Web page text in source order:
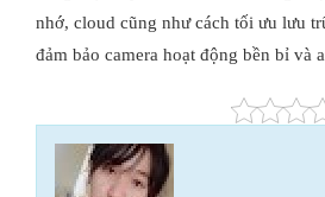
nhớ, cloud cũng như cách tối ưu lưu
đảm bảo camera hoạt động bền bỉ và